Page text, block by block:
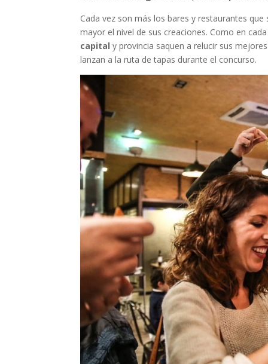
Cada vez son más los bares y restaurantes
mayor el nivel de sus creaciones. Como en
capital y provincia saquen a relucir sus
lanzan a la ruta de tapas durante el concurso.